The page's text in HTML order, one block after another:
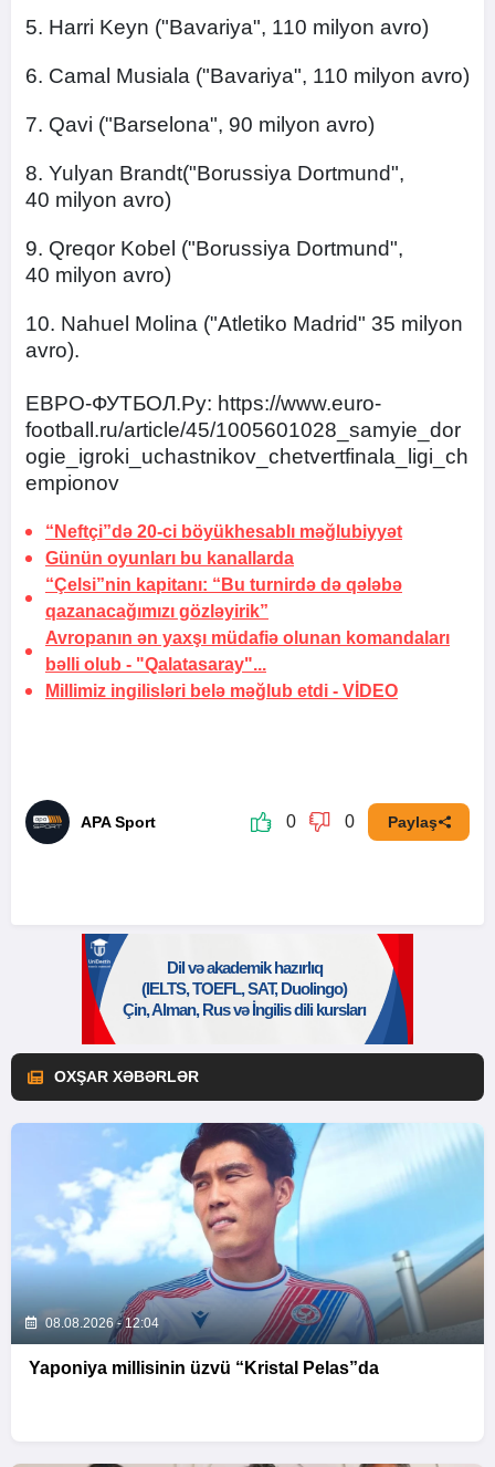
5. Harri Keyn ("Bavariya", 110 milyon avro)
6. Camal Musiala ("Bavariya", 110 milyon avro)
7. Qavi ("Barselona", 90 milyon avro)
8. Yulyan Brandt("Borussiya Dortmund",
40 milyon avro)
9. Qreqor Kobel ("Borussiya Dortmund",
40 milyon avro)
10. Nahuel Molina ("Atletiko Madrid" 35 milyon
avro).
ЕВРО-ФУТБОЛ.Ру: https://www.euro-
football.ru/article/45/1005601028_samyie_dor
ogie_igroki_uchastnikov_chetvertfinala_ligi_ch
empionov
“Neftçi”də 20-ci böyükhesablı məğlubiyyət
Günün oyunları bu kanallarda
“Çelsi”nin kapitanı: “Bu turnirdə də qələbə
qazanacağımızı gözləyirik”
Avropanın ən yaxşı müdafiə olunan komandaları
bəlli olub - "Qalatasaray"...
Millimiz ingilisləri belə məğlub etdi - VİDEO
APA Sport 0 0 Paylaş
OXŞAR XƏBƏRLƏR
08.08.2026 - 12:04
Yaponiya millisinin üzvü “Kristal Pelas”da